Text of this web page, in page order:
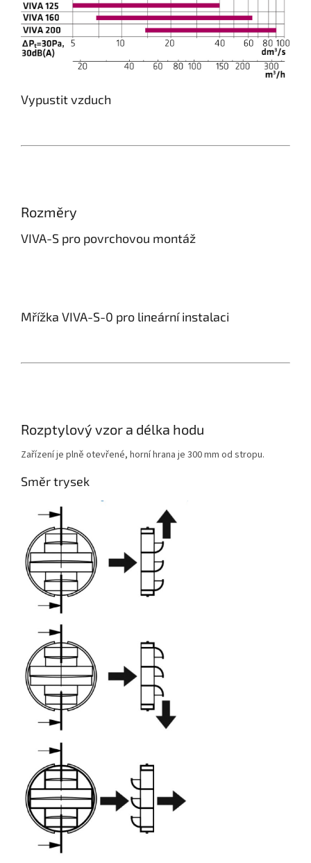
Vypustit vzduch
Rozměry
VIVA-S pro povrchovou montáž
Mřížka VIVA-S-0 pro lineární instalaci
Rozptylový vzor a délka hodu
Zařízení je plně otevřené, horní hrana je 300 mm od stropu.
Směr trysek